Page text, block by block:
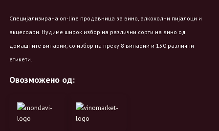
Специјализирана on-line продавница за вино, алкохолни пијалоци и
акцесоари. Нудиме широк избор на различни сорти на вино од
домашните винарии, со избор на преку 8 винарии и 150 различни
етикети.
Овозможено од: